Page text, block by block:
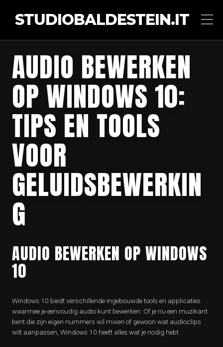
STUDIOBALDESTEIN.IT
AUDIO BEWERKEN
OP WINDOWS 10:
TIPS EN TOOLS
VOOR
GELUIDSBEWERKIN
G
AUDIO BEWERKEN OP WINDOWS
10
Windows 10 biedt verschillende ingebouwde tools en applicaties
waarmee je eenvoudig audio kunt bewerken. Of je nu een muzikant
bent die zijn eigen nummers wil mixen of gewoon wat audioclips
wilt aanpassen, Windows 10 heeft alles wat je nodig hebt.